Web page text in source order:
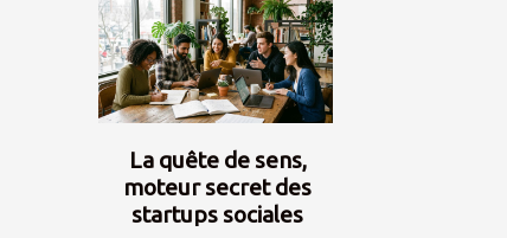
La quête de sens,
moteur secret des
startups sociales